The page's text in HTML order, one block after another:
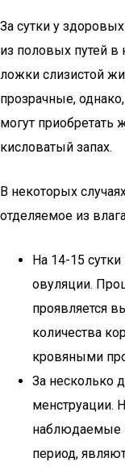
За сутки у
из половых путей в
ложки слизистой
прозрачные,
могут приобретать
кисловатый запах.
В некоторых
отделяемое из
На 14-15
овуляции.
проявляется
количества
кровяными
За несколько
менструации.
наблюдаемые
период,